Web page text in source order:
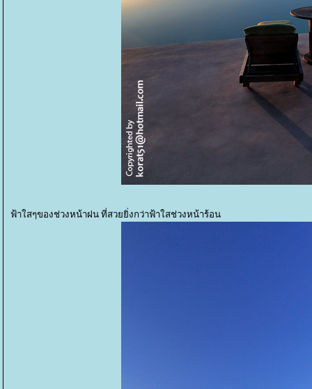
ฟ้าใสๆของช่วงหน้าฝน ที่สวยยิ่งกว่าฟ้าใสช่วงหน้าร้อน